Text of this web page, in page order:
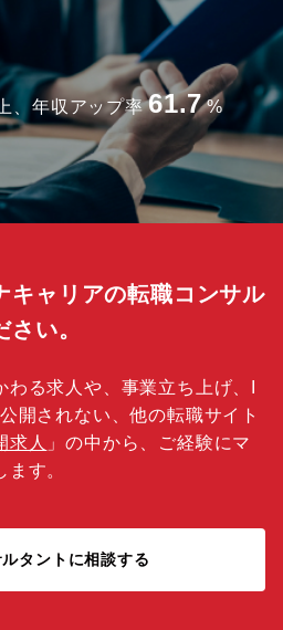
、年収アップ率 61.7 %
キャリアの転職コンサル
い。
る求人や、事業立ち上げ、I
開されない、他の転職サイト
求人 」の中から、ご経験にマ
す。
タントに相談する